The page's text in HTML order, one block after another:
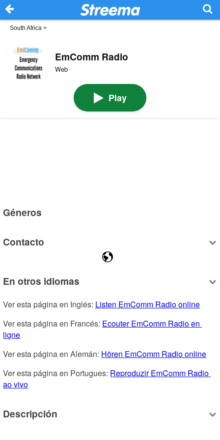
South Africa >
EmComm Radio
Web
Play
Géneros
Contacto
En otros idiomas
Ver esta página en Inglés: Listen EmComm Radio online
Ver esta página en Francés: Ecouter EmComm Radio en
ligne
Ver esta página en Alemán: Hören EmComm Radio online
Ver esta página en Portugues: Reproduzir EmComm Radio
ao vivo
Descripción